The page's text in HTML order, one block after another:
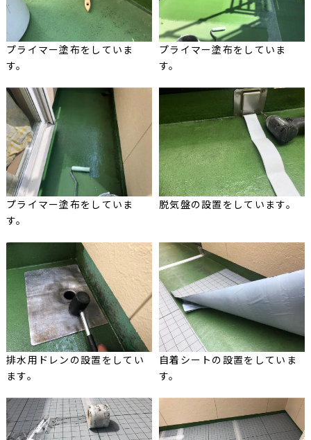
プライマー塗布をしていま
す。
プライマー塗布をしていま
す。
プライマー塗布をしていま
す。
脱気盤の設置をしています。
排水用ドレンの設置をしてい
ます。
自着シートの設置をしていま
す。